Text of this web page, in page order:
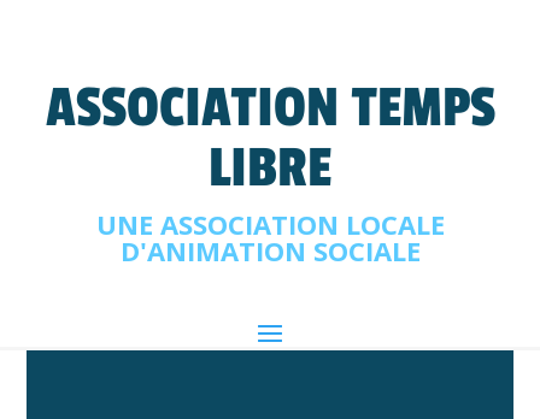
ASSOCIATION TEMPS
LIBRE
UNE ASSOCIATION LOCALE
D'ANIMATION SOCIALE